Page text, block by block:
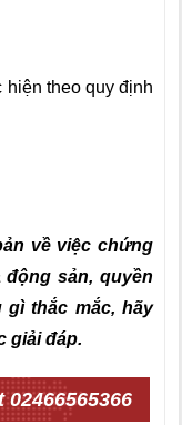
theo quy định
về việc chứng
sản, quyền
thắc mắc, hãy
giải đáp.